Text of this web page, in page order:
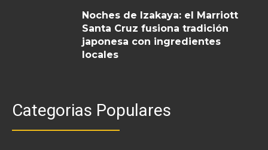
Noches de Izakaya: el Marriott
Santa Cruz fusiona tradición
japonesa con ingredientes
locales
Categorias Populares